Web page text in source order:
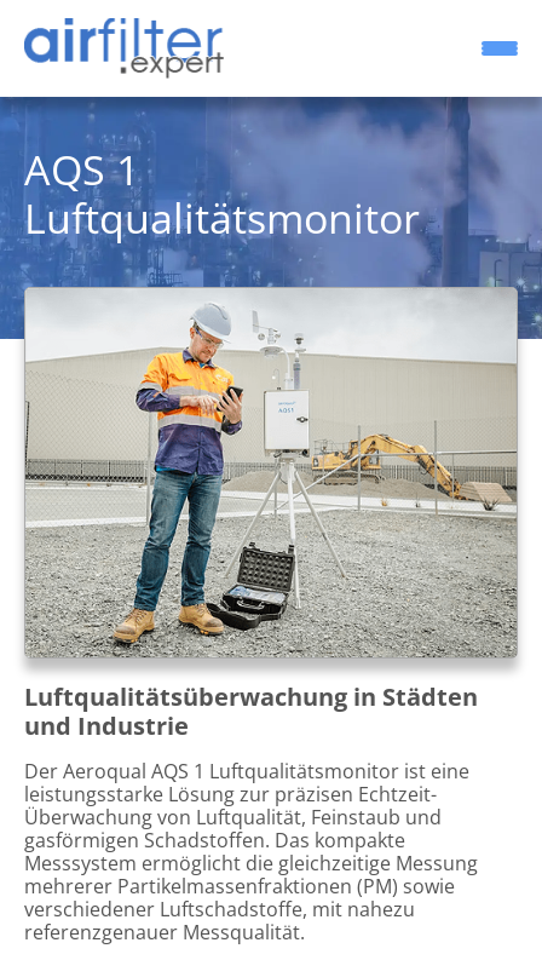
AQS 1
Luftqualitätsmonitor
Luftqualitätsüberwachung in Städten
und Industrie
Der Aeroqual AQS 1 Luftqualitätsmonitor ist eine
leistungsstarke Lösung zur präzisen Echtzeit-
Überwachung von Luftqualität, Feinstaub und
gasförmigen Schadstoffen. Das kompakte
Messsystem ermöglicht die gleichzeitige Messung
mehrerer Partikelmassenfraktionen (PM) sowie
verschiedener Luftschadstoffe, mit nahezu
referenzgenauer Messqualität.